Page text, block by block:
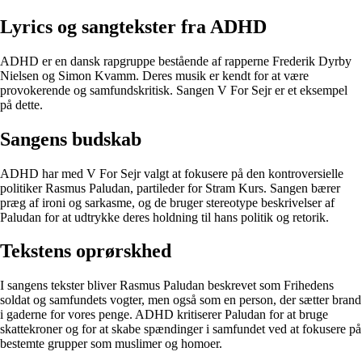
Lyrics og sangtekster fra ADHD
ADHD er en dansk rapgruppe bestående af rapperne Frederik Dyrby
Nielsen og Simon Kvamm. Deres musik er kendt for at være
provokerende og samfundskritisk. Sangen V For Sejr er et eksempel
på dette.
Sangens budskab
ADHD har med V For Sejr valgt at fokusere på den kontroversielle
politiker Rasmus Paludan, partileder for Stram Kurs. Sangen bærer
præg af ironi og sarkasme, og de bruger stereotype beskrivelser af
Paludan for at udtrykke deres holdning til hans politik og retorik.
Tekstens oprørskhed
I sangens tekster bliver Rasmus Paludan beskrevet som Frihedens
soldat og samfundets vogter, men også som en person, der sætter brand
i gaderne for vores penge. ADHD kritiserer Paludan for at bruge
skattekroner og for at skabe spændinger i samfundet ved at fokusere på
bestemte grupper som muslimer og homoer.